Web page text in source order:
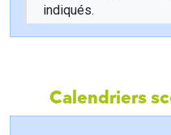
indiqués.
Calendriers